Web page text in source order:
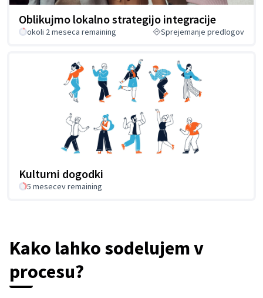
Oblikujmo lokalno strategijo integracije
okoli 2 meseca remaining Sprejemanje predlogov
Kulturni dogodki
5 mesecev remaining
Kako lahko sodelujem v
procesu?